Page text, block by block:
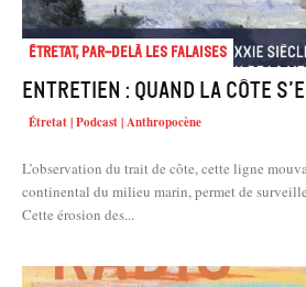
Étretat, par-delà les falaises
Entretien : Quand la côte
Étretat | Podcast | Anthropocène
L’observation du trait de côte, cette ligne
continental du milieu marin, permet de
Cette érosion des...